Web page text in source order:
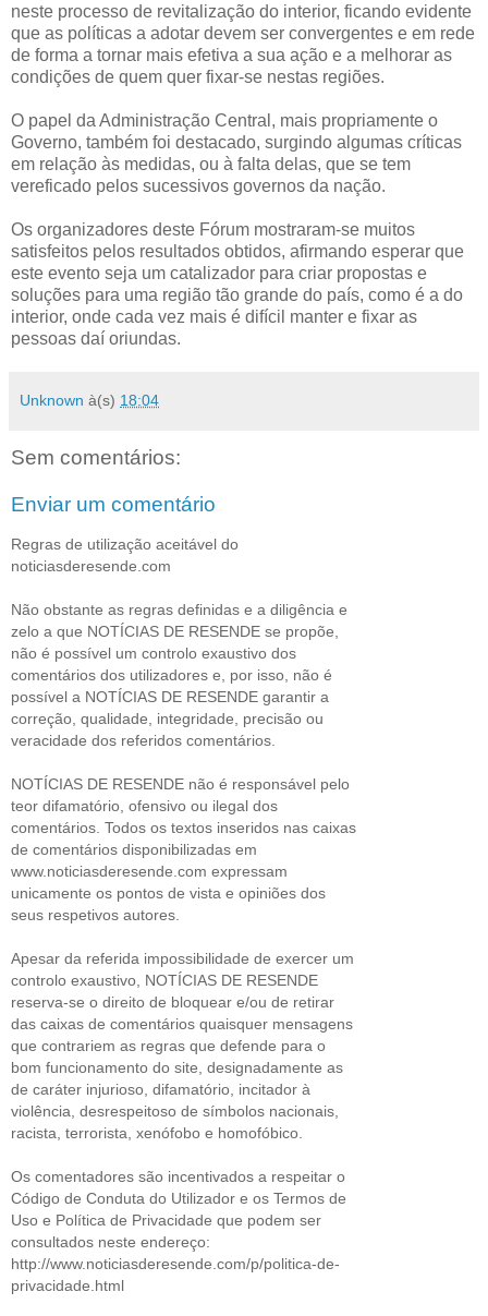
neste processo de revitalização do interior, ficando evidente
que as políticas a adotar devem ser convergentes e em rede
de forma a tornar mais efetiva a sua ação e a melhorar as
condições de quem quer fixar-se nestas regiões.
O papel da Administração Central, mais propriamente o
Governo, também foi destacado, surgindo algumas críticas
em relação às medidas, ou à falta delas, que se tem
vereficado pelos sucessivos governos da nação.
Os organizadores deste Fórum mostraram-se muitos
satisfeitos pelos resultados obtidos, afirmando esperar que
este evento seja um catalizador para criar propostas e
soluções para uma região tão grande do país, como é a do
interior, onde cada vez mais é difícil manter e fixar as
pessoas daí oriundas.
Unknown à(s) 18:04
Sem comentários:
Enviar um comentário
Regras de utilização aceitável do
noticiasderesende.com
Não obstante as regras definidas e a diligência e
zelo a que NOTÍCIAS DE RESENDE se propõe,
não é possível um controlo exaustivo dos
comentários dos utilizadores e, por isso, não é
possível a NOTÍCIAS DE RESENDE garantir a
correção, qualidade, integridade, precisão ou
veracidade dos referidos comentários.
NOTÍCIAS DE RESENDE não é responsável pelo
teor difamatório, ofensivo ou ilegal dos
comentários. Todos os textos inseridos nas caixas
de comentários disponibilizadas em
www.noticiasderesende.com expressam
unicamente os pontos de vista e opiniões dos
seus respetivos autores.
Apesar da referida impossibilidade de exercer um
controlo exaustivo, NOTÍCIAS DE RESENDE
reserva-se o direito de bloquear e/ou de retirar
das caixas de comentários quaisquer mensagens
que contrariem as regras que defende para o
bom funcionamento do site, designadamente as
de caráter injurioso, difamatório, incitador à
violência, desrespeitoso de símbolos nacionais,
racista, terrorista, xenófobo e homofóbico.
Os comentadores são incentivados a respeitar o
Código de Conduta do Utilizador e os Termos de
Uso e Política de Privacidade que podem ser
consultados neste endereço:
http://www.noticiasderesende.com/p/politica-de-
privacidade.html